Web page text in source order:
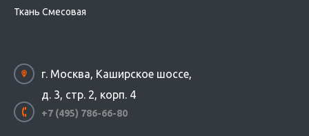
Ткань Смесовая
г. Москва, Каширское шоссе,
д. 3, стр. 2, корп. 4
+7 (495) 786-66-80